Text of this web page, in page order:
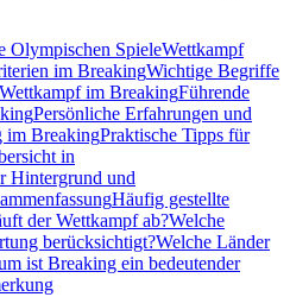
Olympischen SpieleWettkampf
im BreakingWichtige Begriffe
im BreakingFührende
Persönliche Erfahrungen und
im BreakingPraktische Tipps für
in
Hintergrund und
Häufig gestellte
der Wettkampf ab?Welche
berücksichtigt?Welche Länder
ist Breaking ein bedeutender